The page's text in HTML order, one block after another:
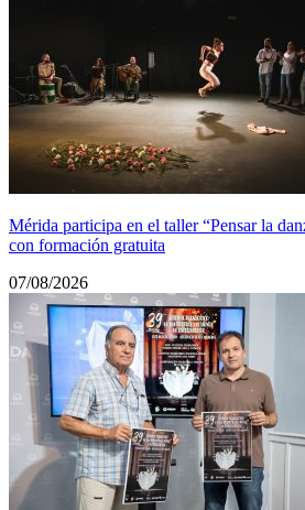
Mérida participa en el taller “Pensar la
con formación gratuita
07/08/2026